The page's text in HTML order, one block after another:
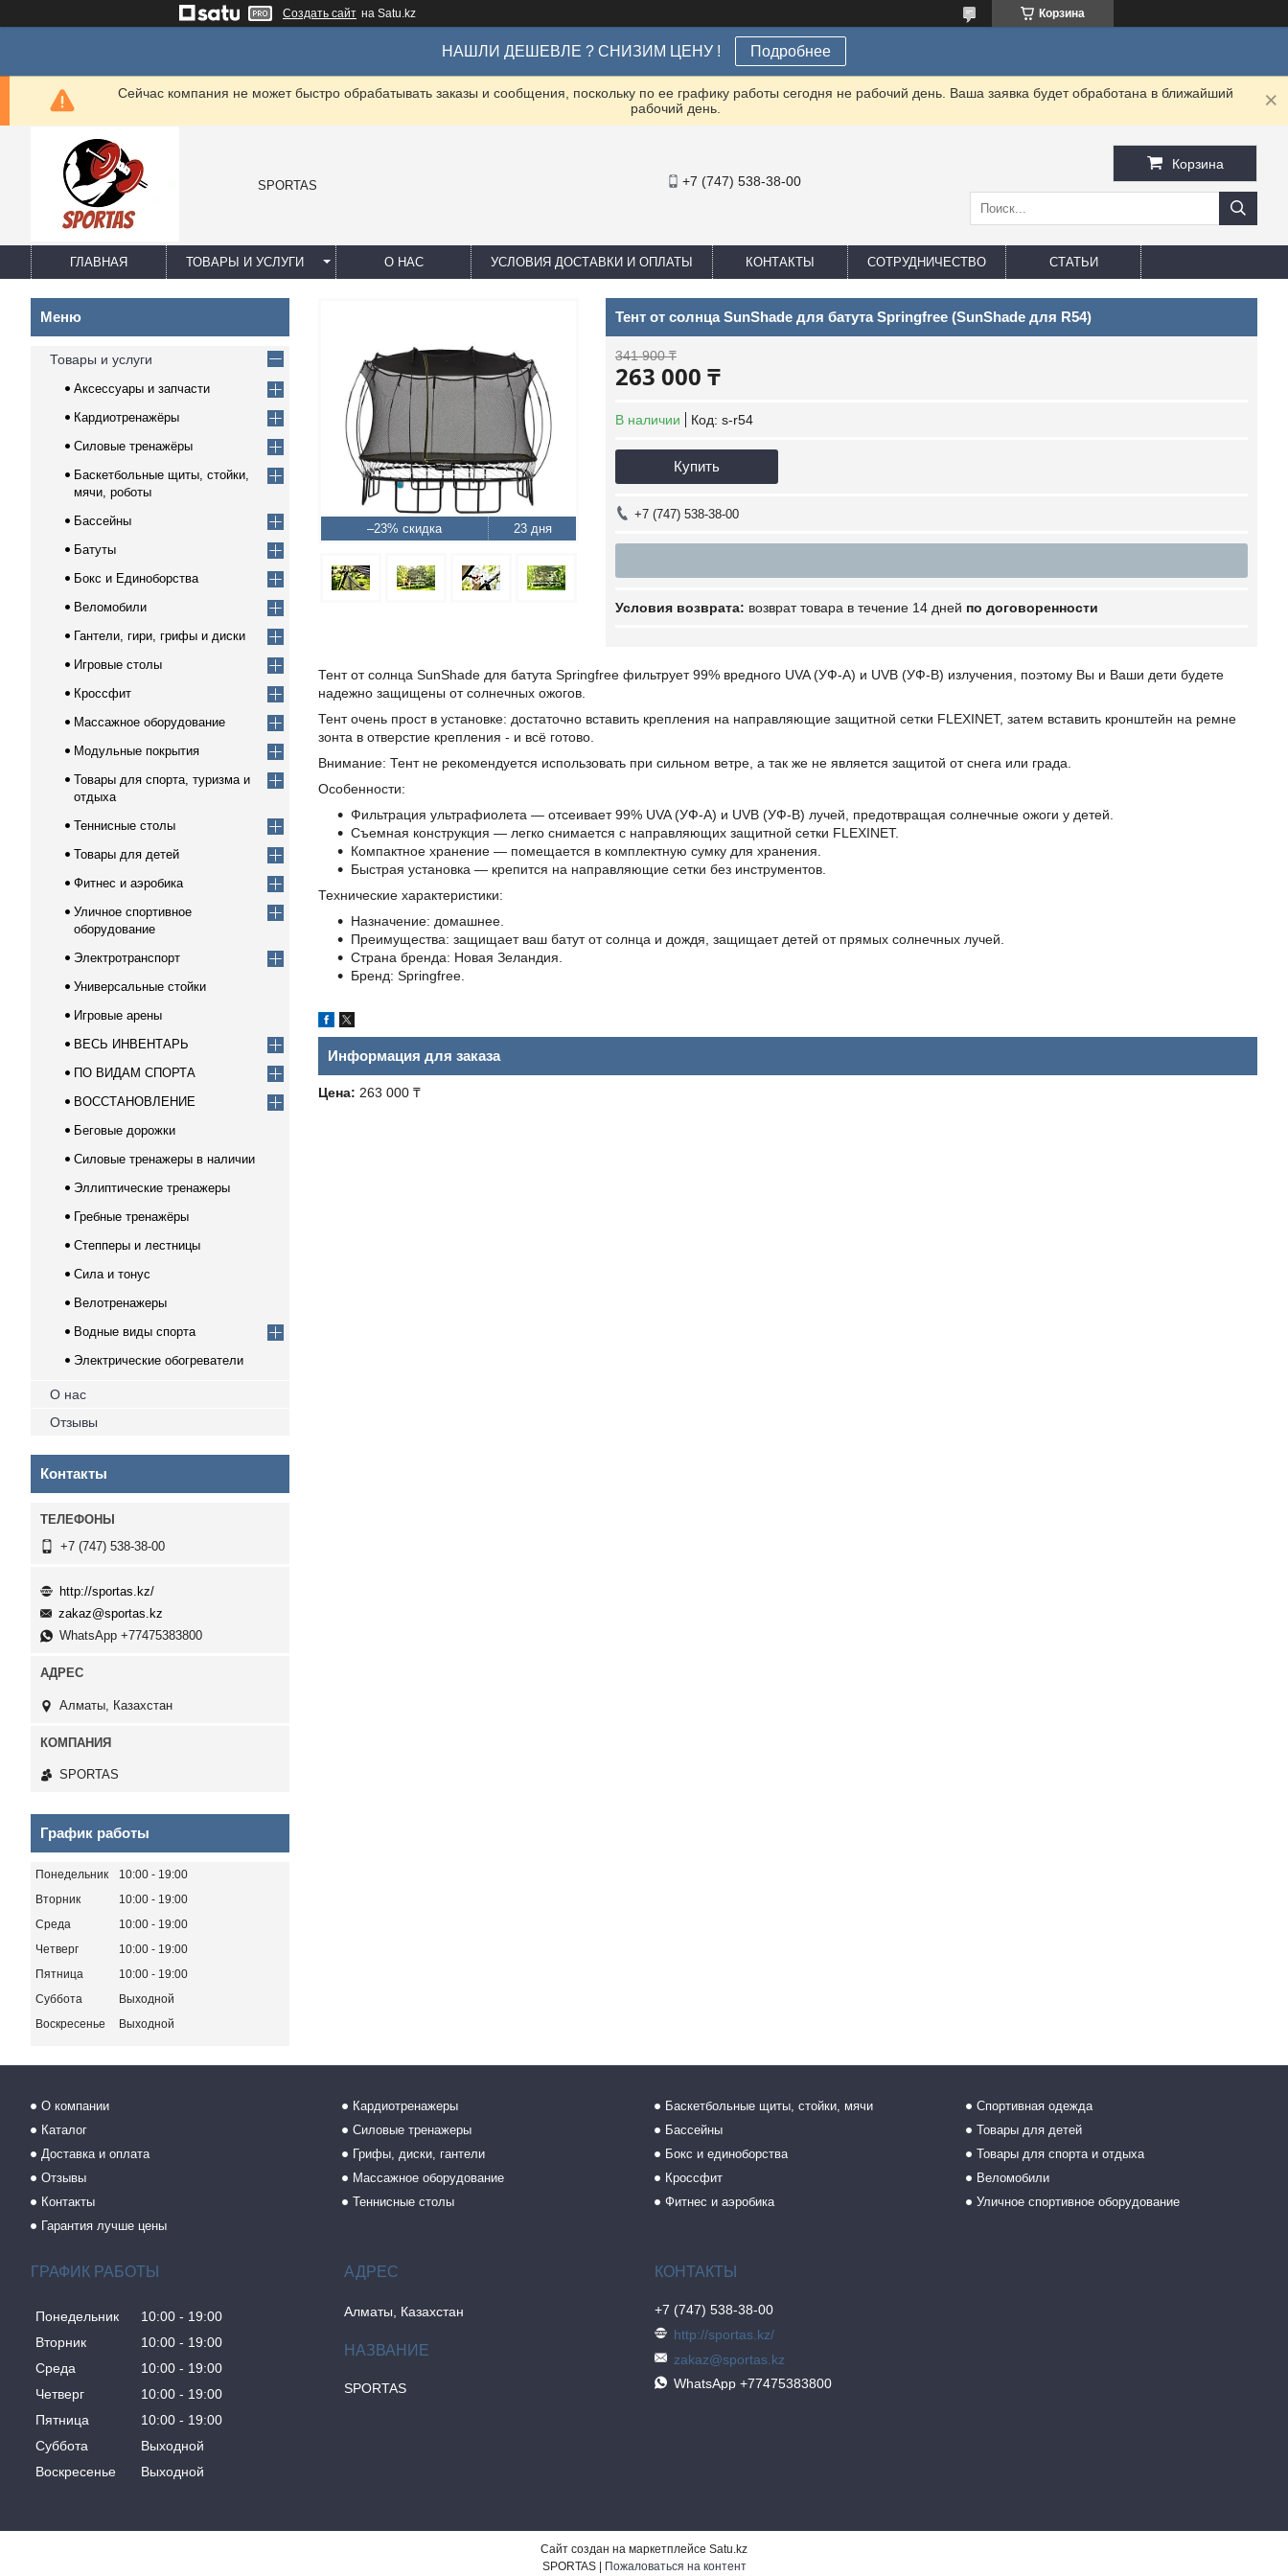
Создать сайт на Satu.kz Корзина
НАШЛИ ДЕШЕВЛЕ ? СНИЗИМ ЦЕНУ ! Подробнее
Сейчас компания не может быстро обрабатывать заказы и сообщения, поскольку по ее графику работы сегодня не рабочий день. Ваша заявка будет обработана в ближайший
рабочий день.
SPORTAS +7 (747) 538-38-00
Корзина
ГЛАВНАЯ ТОВАРЫ И УСЛУГИ О НАС УСЛОВИЯ ДОСТАВКИ И ОПЛАТЫ КОНТАКТЫ СОТРУДНИЧЕСТВО СТАТЬИ
–23% 23 дня
Тент от солнца SunShade для батута Springfree (SunShade для R54)
341 900 ₸
263 000 ₸
В наличии Код: s-r54
Купить
+7 (747) 538-38-00
возврат товара в течение 14 дней по договоренности
Тент от солнца SunShade для батута Springfree фильтрует 99% вредного UVA (УФ-А) и UVB (УФ-В) излучения, поэтому Вы и Ваши дети будете
надежно защищены от солнечных ожогов.
Тент очень прост в установке: достаточно вставить крепления на направляющие защитной сетки FLEXINET, затем вставить кронштейн на ремне
зонта в отверстие крепления - и всё готово.
Внимание: Тент не рекомендуется использовать при сильном ветре, а так же не является защитой от снега или града.
Особенности:
Фильтрация ультрафиолета — отсеивает 99% UVA (УФ-А) и UVB (УФ-В) лучей, предотвращая солнечные ожоги у детей.
Съемная конструкция — легко снимается с направляющих защитной сетки FLEXINET.
Компактное хранение — помещается в комплектную сумку для хранения.
Быстрая установка — крепится на направляющие сетки без инструментов.
Технические характеристики:
Назначение: домашнее.
Преимущества: защищает ваш батут от солнца и дождя, защищает детей от прямых солнечных лучей.
Страна бренда: Новая Зеландия.
Бренд: Springfree.
Информация для заказа
Цена: 263 000 ₸
Товары и услуги
Аксессуары и запчасти
Кардиотренажёры
Силовые тренажёры
Баскетбольные щиты, стойки,
мячи, роботы
Бассейны
Батуты
Бокс и Единоборства
Веломобили
Гантели, гири, грифы и диски
Игровые столы
Кроссфит
Массажное оборудование
Модульные покрытия
Товары для спорта, туризма и
отдыха
Теннисные столы
Товары для детей
Фитнес и аэробика
Уличное спортивное
оборудование
Электротранспорт
Универсальные стойки
Игровые арены
ВЕСЬ ИНВЕНТАРЬ
ПО ВИДАМ СПОРТА
ВОССТАНОВЛЕНИЕ
Беговые дорожки
Силовые тренажеры в наличии
Эллиптические тренажеры
Гребные тренажёры
Степперы и лестницы
Сила и тонус
Велотренажеры
Водные виды спорта
Электрические обогреватели
О нас
Отзывы
Контакты
+7 (747) 538-38-00
http://sportas.kz/
zakaz@sportas.kz
WhatsApp +77475383800
Алматы, Казахстан
SPORTAS
График работы
Понедельник 10:00
19:00
Вторник
10:00
19:00
Среда
10:00
19:00
Четверг
10:00
19:00
Пятница
10:00
19:00
Суббота
Выходной
Воскресенье
Выходной
О компании
Каталог
Доставка и оплата
Отзывы
Контакты
Гарантия лучше цены
Кардиотренажеры
Силовые тренажеры
Грифы, диски, гантели
Массажное оборудование
Теннисные столы
Баскетбольные щиты, стойки, мячи
Бассейны
Бокс и единоборства
Кроссфит
Фитнес и аэробика
Спортивная одежда
Товары для детей
Товары для спорта и отдыха
Веломобили
Уличное спортивное оборудование
ГРАФИК РАБОТЫ
Понедельник 10:00
19:00
Вторник
10:00
19:00
Среда
10:00
19:00
Четверг
10:00
19:00
Пятница
10:00
19:00
Суббота
Выходной
Воскресенье
Выходной
Алматы, Казахстан
SPORTAS
+7 (747) 538-38-00
http://sportas.kz/
zakaz@sportas.kz
WhatsApp +77475383800
Сайт создан на маркетплейсе Satu.kz
Пожаловаться на контент